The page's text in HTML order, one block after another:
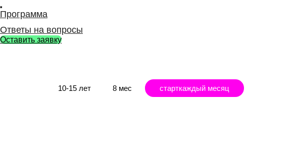
Программа
Ответы на вопросы
Оставить заявку
10-15 лет 8 мес старткаждый месяц